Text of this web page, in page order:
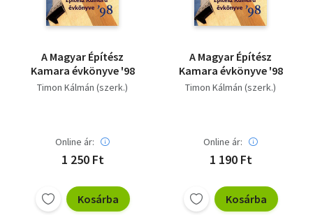
A Magyar Építész
Kamara évkönyve '98
Timon Kálmán (szerk.)
Online ár:
1 250 Ft
Kosárba
A Magyar Építész
Kamara évkönyve '98
Timon Kálmán (szerk.)
Online ár:
1 190 Ft
Kosárba